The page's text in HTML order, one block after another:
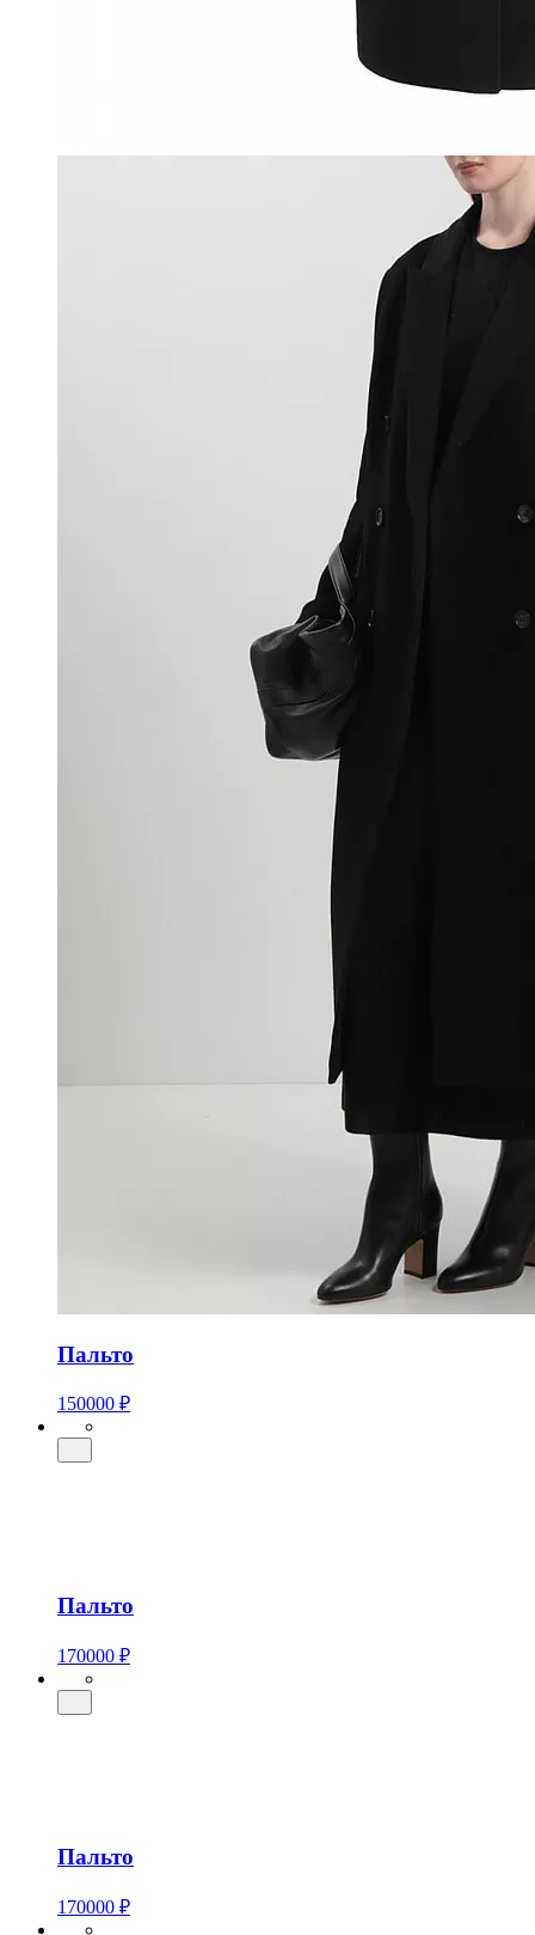
Пальто
150000 ₽
Пальто
170000 ₽
Пальто
170000 ₽